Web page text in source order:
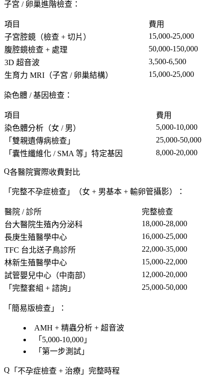
子宮 / 卵巢進階檢查 ：
項目
費用
子宮腔鏡 （檢查 + 切片）
15,000-25,000
腹腔鏡檢查 + 處理
50,000-150,000
3D 超音波
3,500-6,500
生育力 MRI （子宮 / 卵巢結構） 15,000-25,000
染色體 / 基因檢查 ：
項目
費用
染色體分析 （女 / 男）
5,000-10,000
「雙親遺傳病檢查」
25,000-50,000
「囊性纖維化 / SMA 等」特定基因
8,000-20,000
各醫院實際收費對比
「 完整不孕症檢查 」（女 + 男基本 + 輸卵管攝影）：
醫院 / 診所
完整檢查
台大醫院生殖內分泌科
18,000-28,000
長庚生殖醫學中心
16,000-25,000
TFC 台北送子鳥診所
22,000-35,000
林新生殖醫學中心
15,000-22,000
試管嬰兒中心 （中南部）
12,000-20,000
「完整套組 + 諮詢」
25,000-50,000
「簡易版檢查」：
AMH + 精蟲分析 + 超音波
「 5,000-10,000 」
「 第一步測試 」
「不孕症檢查 + 治療」完整時程